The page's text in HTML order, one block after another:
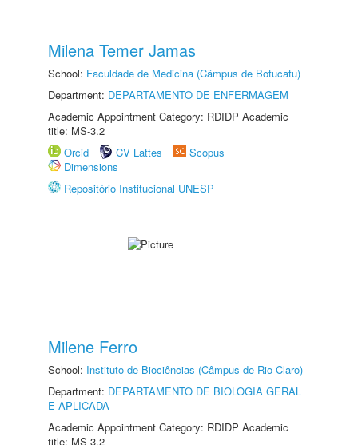
Milena Temer Jamas
School: Faculdade de Medicina (Câmpus de Botucatu)
Department: DEPARTAMENTO DE ENFERMAGEM
Academic Appointment Category: RDIDP Academic
title: MS-3.2
Orcid
CV Lattes
Scopus
Dimensions
Repositório Institucional UNESP
Milene Ferro
School: Instituto de Biociências (Câmpus de Rio Claro)
Department: DEPARTAMENTO DE BIOLOGIA GERAL
E APLICADA
Academic Appointment Category: RDIDP Academic
title: MS-3.2